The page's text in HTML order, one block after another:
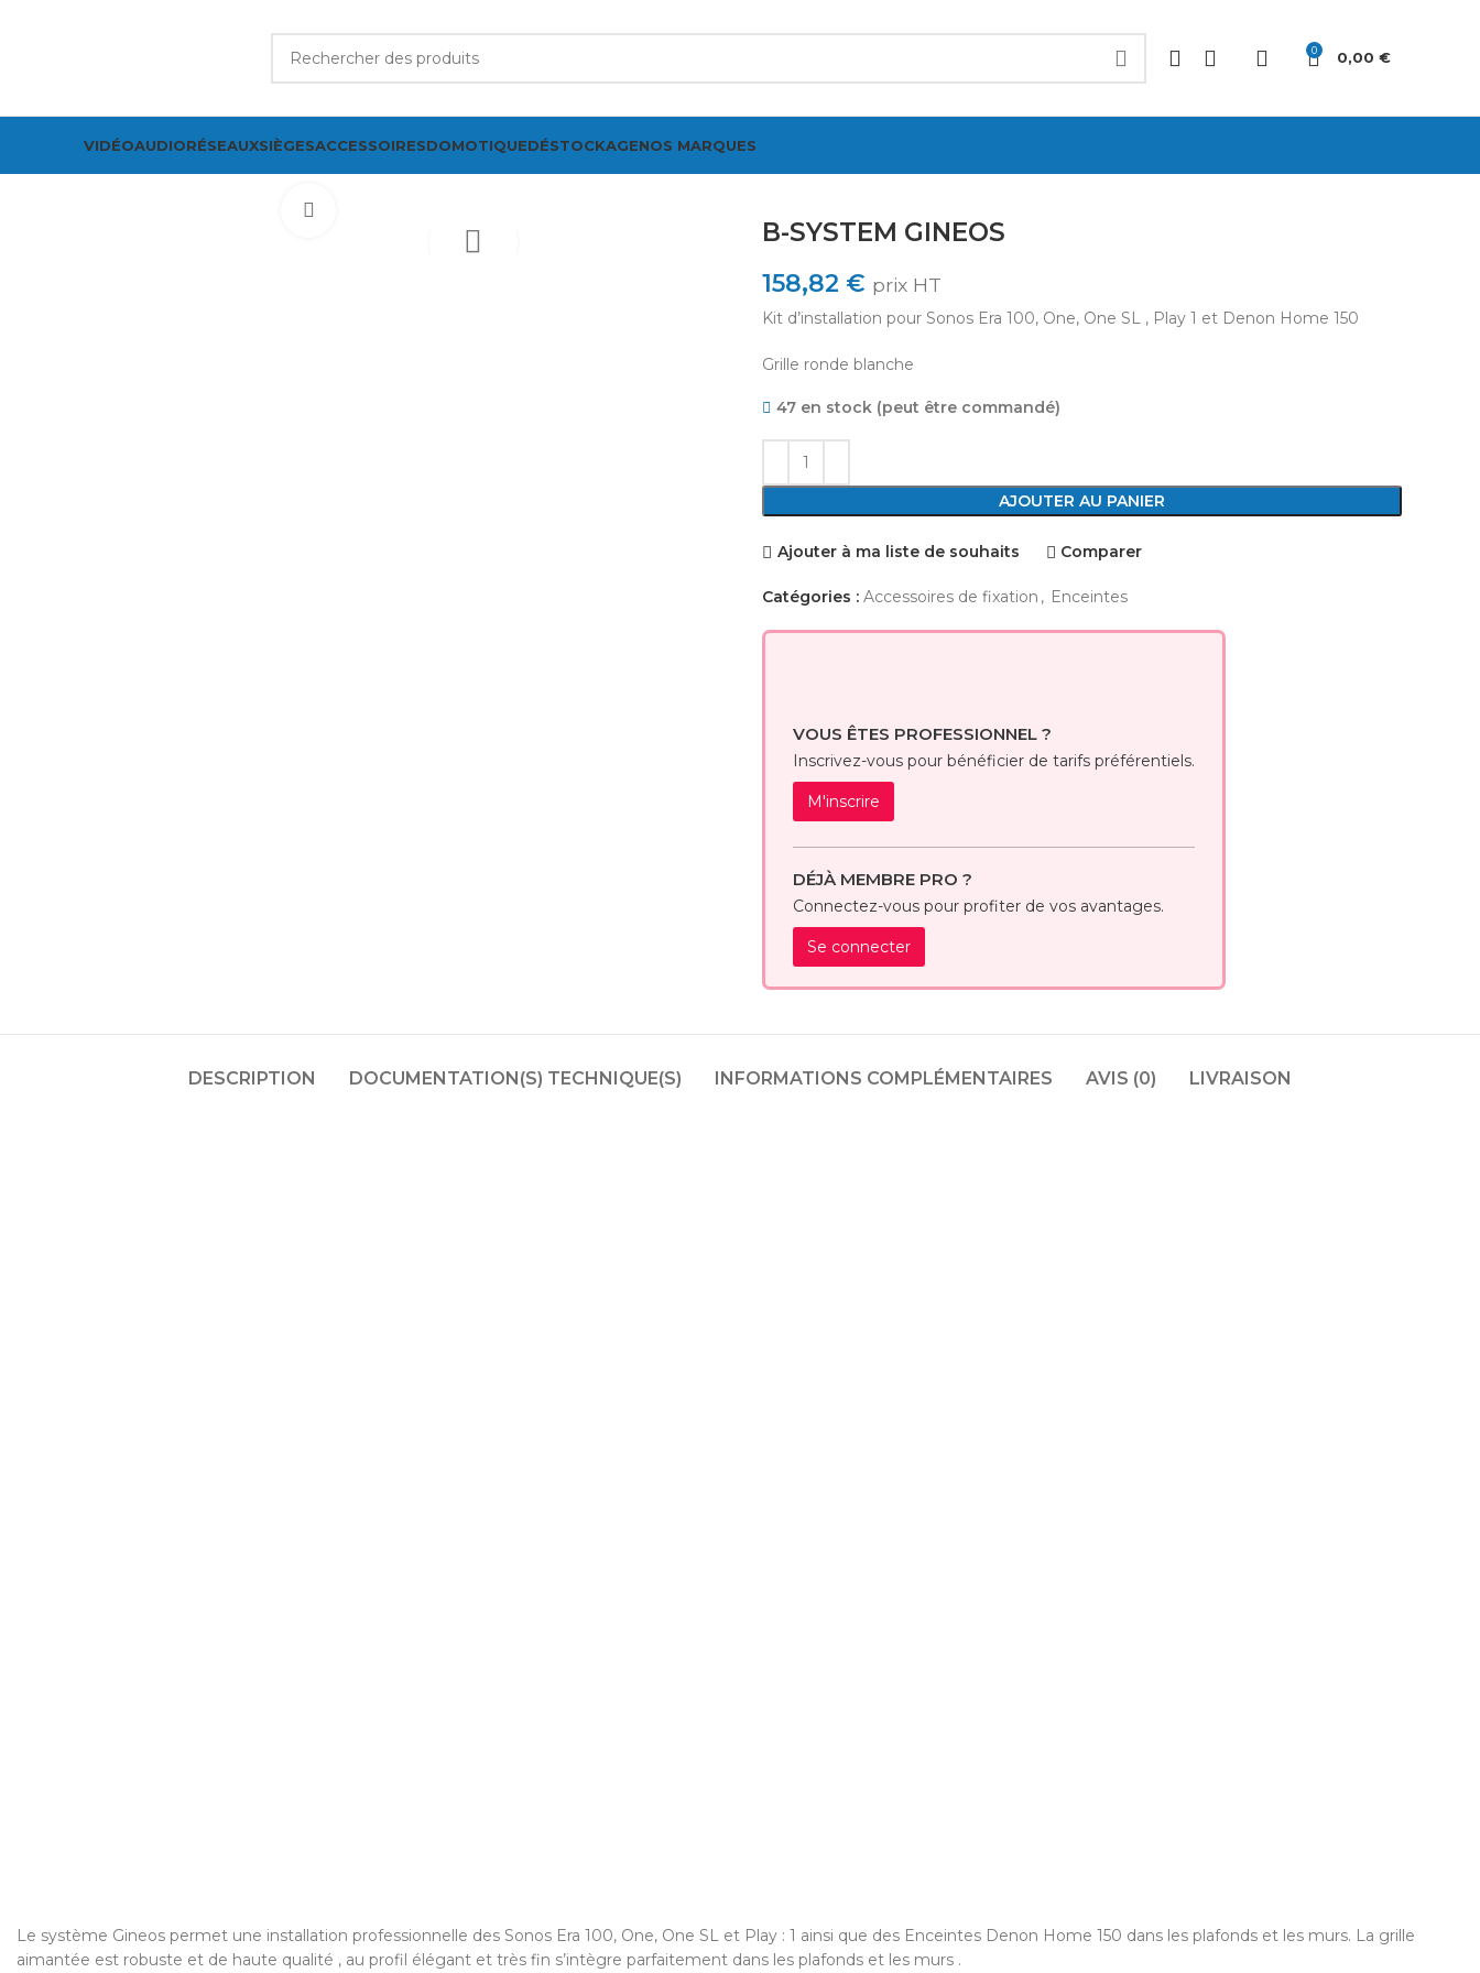
0 0,00 €
VIDÉOAUDIORÉSEAUXSIÈGESACCESSOIRESDOMOTIQUEDÉSTOCKAGENOS MARQUES
B-SYSTEM GINEOS
158,82 € prix HT
Kit d’installation pour Sonos Era 100, One, One SL , Play 1 et Denon Home 150
Grille ronde blanche
47 en stock (peut être commandé)
AJOUTER AU PANIER
Ajouter à ma liste de souhaits Comparer
Catégories : Accessoires de fixation , Enceintes
VOUS ÊTES PROFESSIONNEL ?
Inscrivez-vous pour bénéficier de tarifs préférentiels.
M'inscrire
DÉJÀ MEMBRE PRO ?
Connectez-vous pour profiter de vos avantages.
Se connecter
DESCRIPTION DOCUMENTATION(S) TECHNIQUE(S) INFORMATIONS COMPLÉMENTAIRES AVIS (0) LIVRAISON
Le système Gineos permet une installation professionnelle des Sonos Era 100, One, One SL et Play : 1 ainsi que des Enceintes Denon Home 150 dans les plafonds et les murs. La grille
aimantée est robuste et de haute qualité , au profil élégant et très fin s’intègre parfaitement dans les plafonds et les murs .